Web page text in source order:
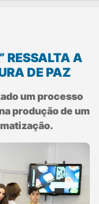
RESSALTA A
DE PAZ
um processo
produção de um